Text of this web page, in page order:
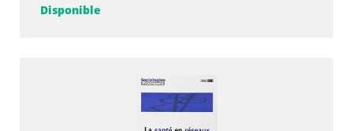
Disponible